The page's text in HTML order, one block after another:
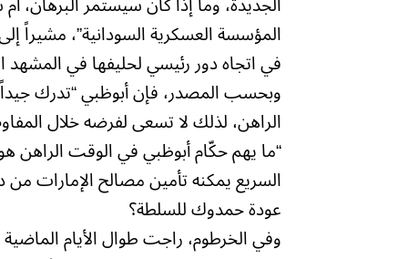
المؤسسة العسكرية السودانية”، مشيراً
في اتجاه دور رئيسي لحليفها في
وبحسب المصدر، فإن أبوظبي “تدرك
الراهن، لذلك لا تسعى لفرضه خلال
“ما يهم حكّام أبوظبي في الوقت
السريع يمكنه تأمين مصالح الإمارات
عودة حمدوك للسلطة؟
وفي الخرطوم، راجت طوال الأيام